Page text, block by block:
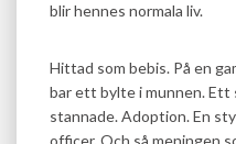
blir hennes normala liv.
Hittad som bebis. På en
bar ett bylte i munnen. Ett
stannade. Adoption. En
officer. Och så meningen